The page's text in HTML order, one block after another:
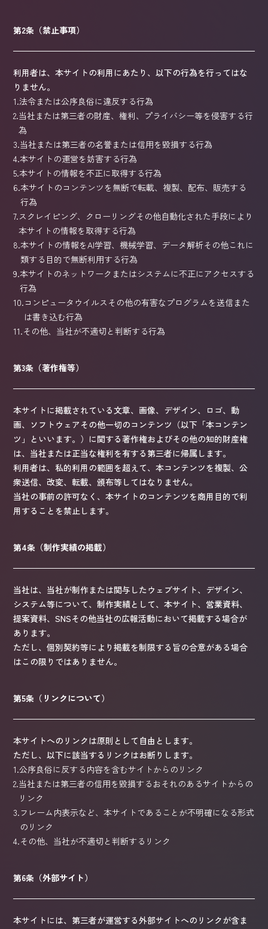
第2条（禁止事項）
利用者は、本サイトの利用にあたり、以下の行為を行ってはな
りません。
1.法令または公序良俗に違反する行為
2.当社または第三者の財産、権利、プライバシー等を侵害する行
為
3.当社または第三者の名誉または信用を毀損する行為
4.本サイトの運営を妨害する行為
5.本サイトの情報を不正に取得する行為
6.本サイトのコンテンツを無断で転載、複製、配布、販売する
行為
7.スクレイピング、クローリングその他自動化された手段により
本サイトの情報を取得する行為
8.本サイトの情報をAI学習、機械学習、データ解析その他これに
類する目的で無断利用する行為
9.本サイトのネットワークまたはシステムに不正にアクセスする
行為
10.コンピュータウイルスその他の有害なプログラムを送信また
は書き込む行為
11.その他、当社が不適切と判断する行為
第3条（著作権等）
本サイトに掲載されている文章、画像、デザイン、ロゴ、動
画、ソフトウェアその他一切のコンテンツ（以下「本コンテン
ツ」といいます。）に関する著作権およびその他の知的財産権
は、当社または正当な権利を有する第三者に帰属します。
利用者は、私的利用の範囲を超えて、本コンテンツを複製、公
衆送信、改変、転載、頒布等してはなりません。
当社の事前の許可なく、本サイトのコンテンツを商用目的で利
用することを禁止します。
第4条（制作実績の掲載）
当社は、当社が制作または関与したウェブサイト、デザイン、
システム等について、制作実績として、本サイト、営業資料、
提案資料、SNSその他当社の広報活動において掲載する場合が
あります。
ただし、個別契約等により掲載を制限する旨の合意がある場合
はこの限りではありません。
第5条（リンクについて）
本サイトへのリンクは原則として自由とします。
ただし、以下に該当するリンクはお断りします。
1.公序良俗に反する内容を含むサイトからのリンク
2.当社または第三者の信用を毀損するおそれのあるサイトからの
リンク
3.フレーム内表示など、本サイトであることが不明確になる形式
のリンク
4.その他、当社が不適切と判断するリンク
第6条（外部サイト）
本サイトには、第三者が運営する外部サイトへのリンクが含ま